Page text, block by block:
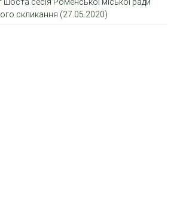
скликання (27.05.2020)